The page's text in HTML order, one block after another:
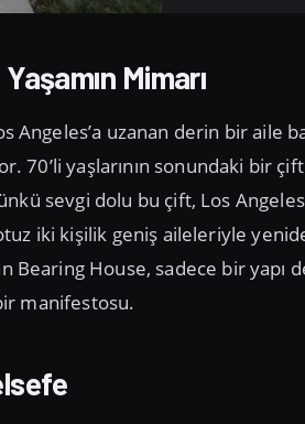
Mimarı
uzanan derin bir aile
70’li yaşlarının sonundaki bir
sevgi dolu bu çift, Los
iki kişilik geniş aileleriyle
Bearing House, sadece bir yapı
manifestosu.